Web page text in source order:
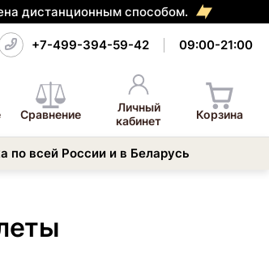
дистанционным способом.
+7-499-394-59-42 09:00-21:00
Сравнение
Личный
кабинет
Корзина
по всей России и в Беларусь